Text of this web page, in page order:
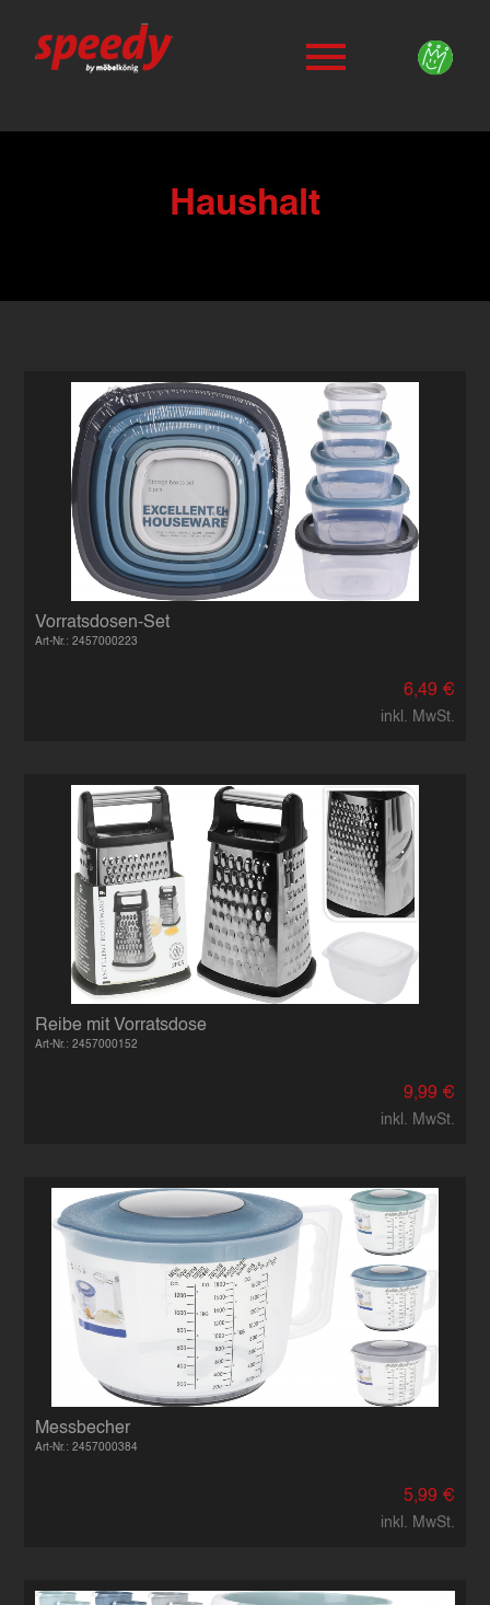
Haushalt
Vorratsdosen-Set
Art-Nr.: 2457000223
6,49 €
inkl. MwSt.
Reibe mit Vorratsdose
Art-Nr.: 2457000152
9,99 €
inkl. MwSt.
Messbecher
Art-Nr.: 2457000384
5,99 €
inkl. MwSt.